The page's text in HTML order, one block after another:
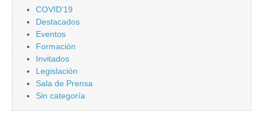
COVID'19
Destacados
Eventos
Formación
Invitados
Legislación
Sala de Prensa
Sin categoría